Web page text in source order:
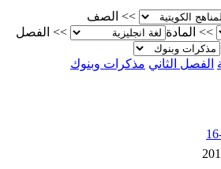
>>
الصف
>>
المادة >>
الفصل
الفصل الثاني مذكرات وبنوك